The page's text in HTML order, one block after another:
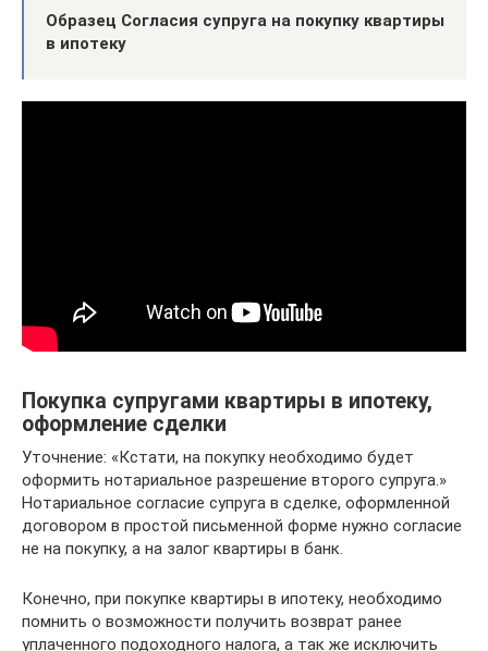
Образец Согласия супруга на покупку квартиры
в ипотеку
Покупка супругами квартиры в ипотеку,
оформление сделки
Уточнение: «Кстати, на покупку необходимо будет
оформить нотариальное разрешение второго супруга.»
Нотариальное согласие супруга в сделке, оформленной
договором в простой письменной форме нужно согласие
не на покупку, а на залог квартиры в банк.
Конечно, при покупке квартиры в ипотеку, необходимо
помнить о возможности получить возврат ранее
уплаченного подоходного налога, а так же исключить